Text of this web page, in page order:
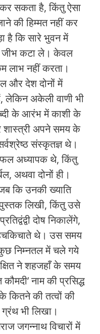
सकता है, किंतु ऐसा
की हिम्‍मत नहीं कर
है कि सारे भुवन में
जीभ कटा ले। केवल
लाभ नहीं करता।
और देश दोनों में
अकेली वाणी भी
के आरंभ में काशी के
शास्‍त्री अपने समय के
संस्कृतज्ञ थे।
अध्‍यापक थे, किंतु
अथवा दोनों ही।
कि उनकी ख्‍याति
लिखी, किंतु उसे
दोष निकालेंगे,
थे। उस समय
निम्नतल में चले गये
ने शहजहाँ के समय
कौमदी’ नाम की प्रसिद्ध
कितने की तत्‍वों की
ग्रंथ भी लिखा।
जगन्‍नाथ विचारों में